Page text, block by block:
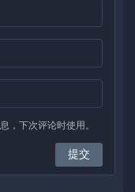
，下次评论时使用。